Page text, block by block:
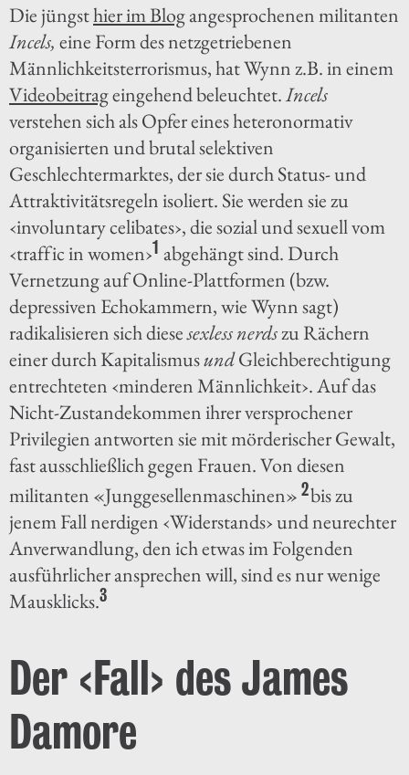
Die jüngsthier im Blogangesprochenen militanten
Incels, eine Form des netzgetriebenen
Männlichkeitsterrorismus, hat Wynn z.B. in einem
Videobeitrageingehend beleuchtet.Incels
verstehen sich als Opfer eines heteronormativ
organisierten und brutal selektiven
Geschlechtermarktes, der sie durch Status- und
Attraktivitätsregeln isoliert. Sie werden sie zu
‹involuntary celibates›, die sozial und sexuell vom
‹traffic in women›1 abgehängt sind. Durch
Vernetzung auf Online-Plattformen (bzw.
depressiven Echokammern, wie Wynn sagt)
radikalisieren sich diesesexless nerdszu Rächern
einer durch KapitalismusundGleichberechtigung
entrechteten ‹minderen Männlichkeit›. Auf das
Nicht-Zustandekommen ihrer versprochener
Privilegien antworten sie mit mörderischer Gewalt,
fast ausschließlich gegen Frauen. Von diesen
militanten «Junggesellenmaschinen» 2bis zu
jenem Fall nerdigen ‹Widerstands› und neurechter
Anverwandlung, den ich etwas im Folgenden
ausführlicher ansprechen will, sind es nur wenige
Mausklicks.3
Der ‹Fall› des James
Damore